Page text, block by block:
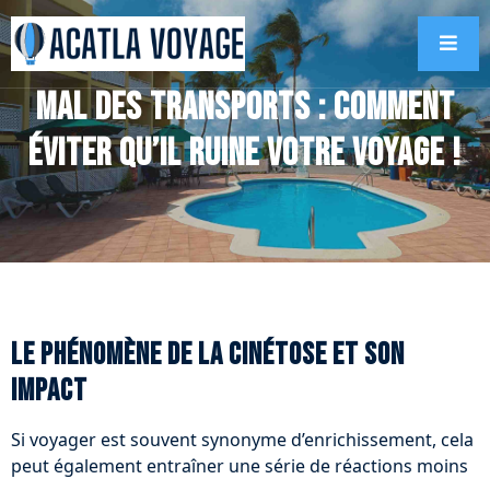
Mal des transports : comment
éviter qu’il ruine votre voyage !
Le phénomène de la cinétose et son
impact
Si voyager est souvent synonyme d’enrichissement, cela
peut également entraîner une série de réactions moins